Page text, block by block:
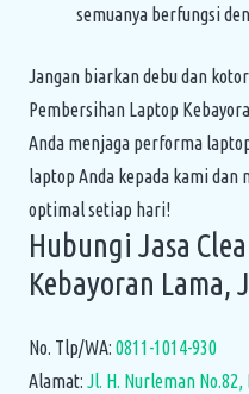
semuanya berfungsi
Jangan biarkan debu dan
Pembersihan Laptop
Anda menjaga performa
laptop Anda kepada kami
optimal setiap hari!
Hubungi Jasa
Kebayoran Lama,
No. Tlp/WA: 0811-1014-930
Alamat: Jl. H. Nurleman